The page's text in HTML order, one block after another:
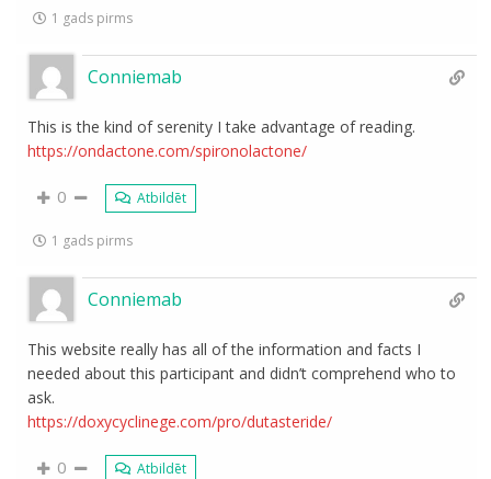
1 gads pirms
Conniemab
This is the kind of serenity I take advantage of reading.
https://ondactone.com/spironolactone/
0 Atbildēt
1 gads pirms
Conniemab
This website really has all of the information and facts I
needed about this participant and didn’t comprehend who to
ask.
https://doxycyclinege.com/pro/dutasteride/
0 Atbildēt